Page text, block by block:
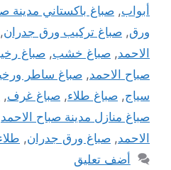
أبواب, صباغ باكستاني مدينة
ورق, صباغ تركيب ورق جدران,
الاحمد, صباغ خشب, صباغ
صباح الاحمد, صباغ ساطر
سياج, صباغ طلاء, صباغ غرف,
صباغ منازل مدينة صباح الاحمد
الاحمد, صباغ ورق جدران,
أضف تعليق